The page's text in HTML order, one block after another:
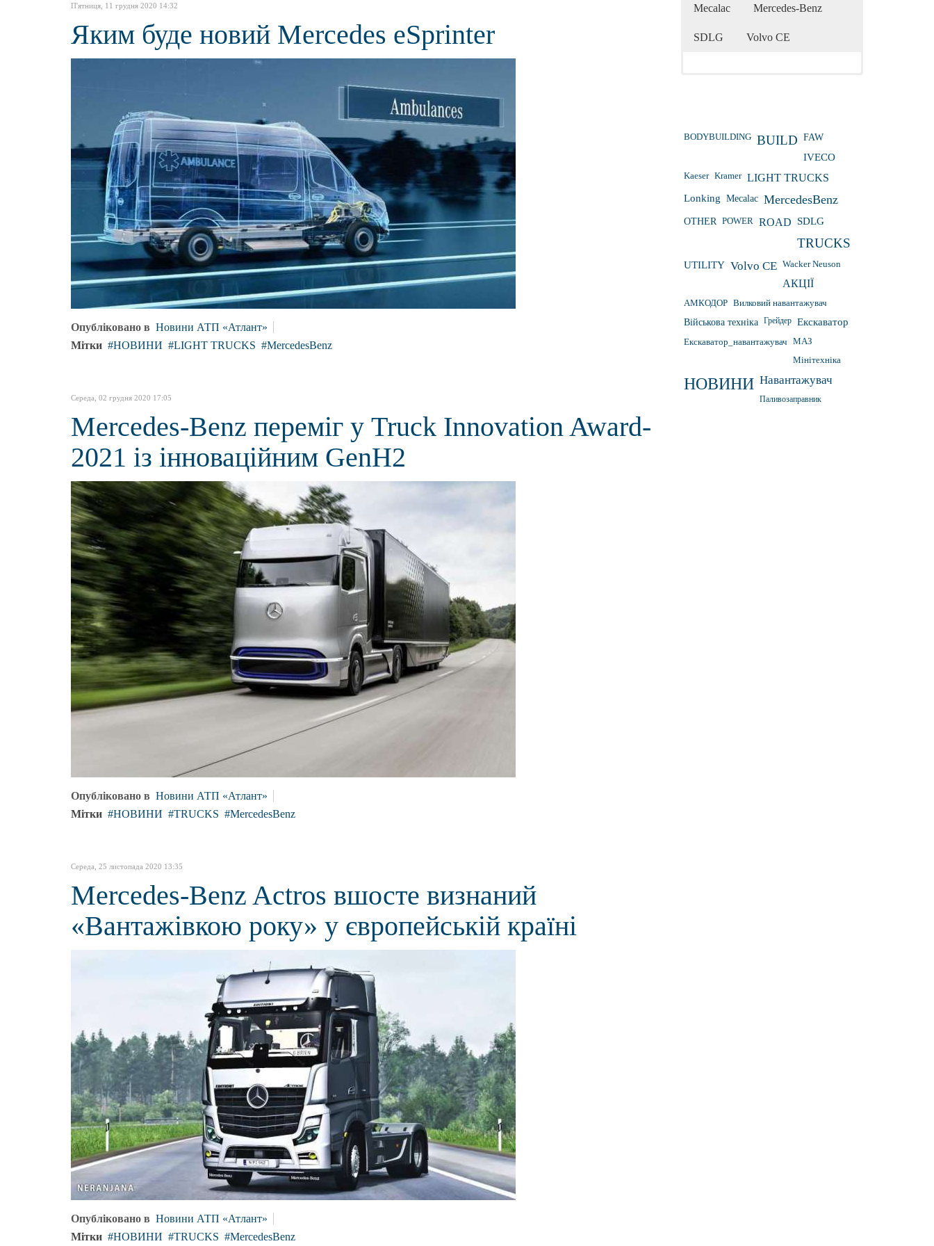
П'ятниця, 11 грудня 2020 14:32
Яким буде новий Mercedes eSprinter
Опубліковано в Новини АТП «Атлант»
Мітки
НОВИНИ LIGHT TRUCKS MercedesBenz
Середа, 02 грудня 2020 17:05
Mercedes-Benz переміг у Truck Innovation Award-
2021 із інноваційним GenH2
Опубліковано в Новини АТП «Атлант»
Мітки
НОВИНИ TRUCKS MercedesBenz
Середа, 25 листопада 2020 13:35
Mercedes-Benz Actros вшосте визнаний
«Вантажівкою року» у європейській країні
Опубліковано в Новини АТП «Атлант»
Мітки
НОВИНИ TRUCKS MercedesBenz
Mecalac Mercedes-Benz
SDLG Volvo CE
BODYBUILDING BUILD FAW
IVECO
Kaeser Kramer LIGHT TRUCKS
Lonking Mecalac MercedesBenz
OTHER POWER ROAD SDLG
TRUCKS
UTILITY Volvo CE Wacker Neuson
АКЦІЇ
АМКОДОР Вилковий навантажувач
Військова техніка Грейдер Екскаватор
Екскаватор_навантажувач МАЗ
Мінітехніка
НОВИНИ Навантажувач
Паливозаправник